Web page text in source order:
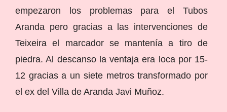
empezaron los problemas para el Tubos
Aranda pero gracias a las intervenciones de
Teixeira el marcador se mantenía a tiro de
piedra. Al descanso la ventaja era loca por 15-
12 gracias a un siete metros transformado por
el ex del Villa de Aranda Javi Muñoz.